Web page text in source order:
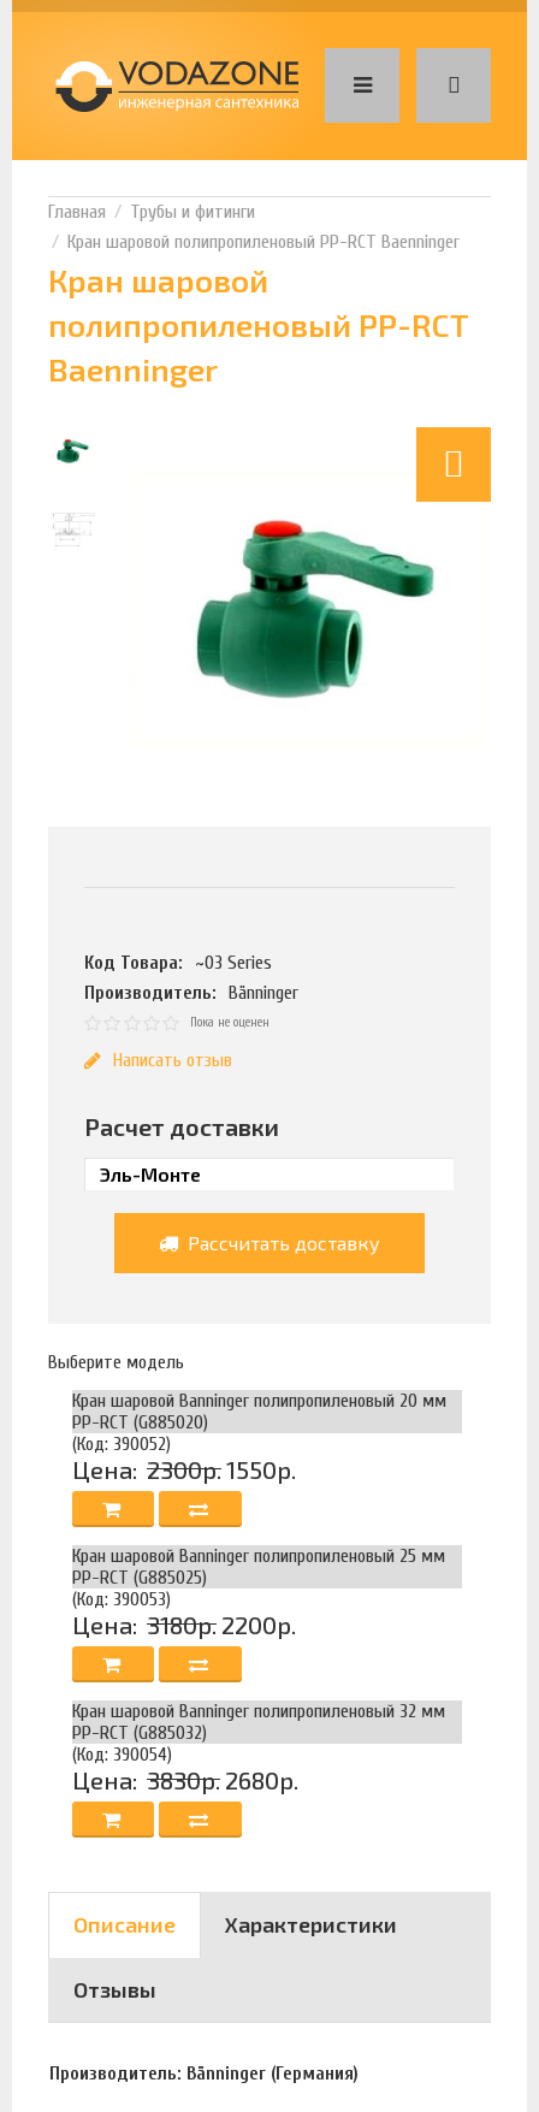
Трубы и фитинги
Кран шаровой полипропиленовый PP-RCT Baenninger
Кран шаровой
полипропиленовый PP-RCT
Baenninger
Код Товара:
~03 Series
Производитель:
Bänninger
Пока не оценен
Написать отзыв
Расчет доставки
Рассчитать доставку
Выберите модель
Кран шаровой Banninger полипропиленовый 20 мм
PP-RCT (G885020)
(Код: 390052)
Цена: 2300р.1550р.
Кран шаровой Banninger полипропиленовый 25 мм
PP-RCT (G885025)
(Код: 390053)
Цена: 3180р. 2200р.
Кран шаровой Banninger полипропиленовый 32 мм
PP-RCT (G885032)
(Код: 390054)
Цена: 3830р. 2680р.
Описание Характеристики
Отзывы
Производитель: Bänninger (Германия)